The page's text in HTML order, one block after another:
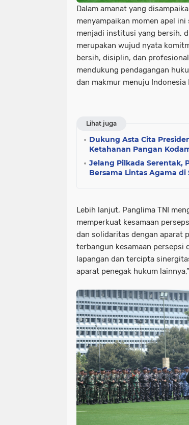
Dalam amanat yang
menyampaikan momen apel
menjadi institusi yang bersih,
merupakan wujud nyata
bersih, disiplin, dan
mendukung pendagangan
dan makmur menuju Indonesia
Lihat juga
Dukung Asta Cita
Ketahanan Pangan
Jelang Pilkada Serentak,
Bersama Lintas Agama di
Lebih lanjut, Panglima TNI
memperkuat kesamaan
dan solidaritas dengan aparat
terbangun kesamaan persepsi
lapangan dan tercipta
aparat penegak hukum